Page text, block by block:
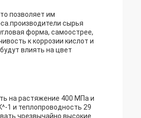
позволяет им
сырья
форма, самоострее,
к коррозии кислот и
влиять на цвет
на растяжение 400 МПа и
1 и теплопроводность 29
чрезвычайно высокие